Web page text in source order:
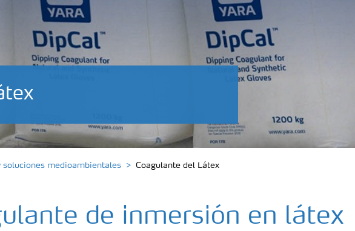
soluciones medioambientales Coagulante del Látex
de inmersión en látex